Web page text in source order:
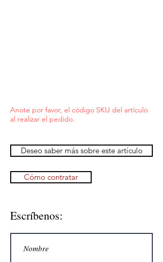
Anote por favor, el código SKU del artículo
al realizar el pedido.
Deseo saber más sobre este artículo
Cómo contratar
Escríbenos: